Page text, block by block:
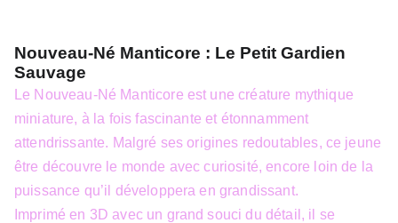
Nouveau-Né Manticore : Le Petit Gardien
Sauvage
Le Nouveau-Né Manticore est une créature mythique
miniature, à la fois fascinante et étonnamment
attendrissante. Malgré ses origines redoutables, ce jeune
être découvre le monde avec curiosité, encore loin de la
puissance qu’il développera en grandissant.
Imprimé en 3D avec un grand souci du détail, il se